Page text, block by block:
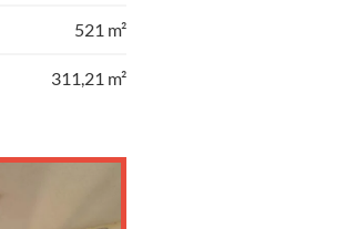
521 m²
311,21 m²